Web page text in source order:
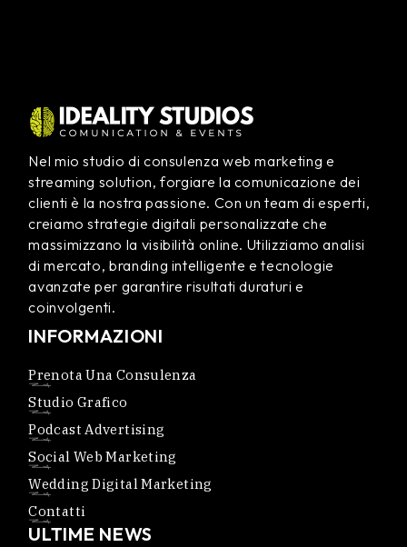
Nel mio studio di consulenza web marketing e
streaming solution, forgiare la comunicazione dei
clienti è la nostra passione. Con un team di esperti,
creiamo strategie digitali personalizzate che
massimizzano la visibilità online. Utilizziamo analisi
di mercato, branding intelligente e tecnologie
avanzate per garantire risultati duraturi e
coinvolgenti.
INFORMAZIONI
Prenota Una Consulenza
Studio Grafico
Podcast Advertising
Social Web Marketing
Wedding Digital Marketing
Contatti
ULTIME NEWS